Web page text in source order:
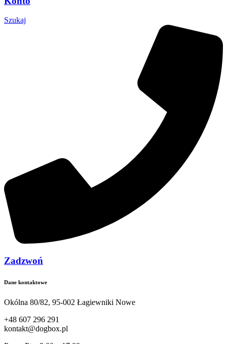
Szukaj
Zadzwoń
Dane kontaktowe
Okólna 80/82, 95-002 Łagiewniki Nowe
+48 607 296 291
kontakt@dogbox.pl